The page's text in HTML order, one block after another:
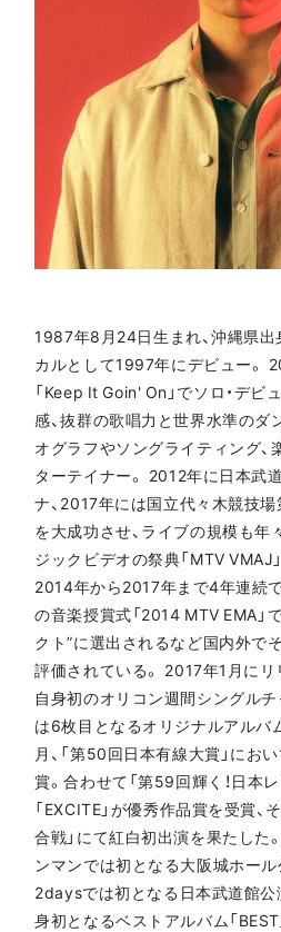
1987年8月24日生まれ、沖縄県
カルとして1997年にデビュー。
「Keep It Goin' On」でソロ・デビ
感、抜群の歌唱力と世界水準のダ
オグラフやソングライティング、
ターテイナー。 2012年に日本武
ナ、2017年には国立代々木競技
を大成功させ、ライブの規模も年
ジックビデオの祭典「MTV VMAJ
2014年から2017年まで4年連続
の音楽授賞式「2014 MTV EMA」
クト”に選出されるなど国内外で
評価されている。 2017年1月にリ
自身初のオリコン週間シングル
は6枚目となるオリジナルアルバ
月、「第50回日本有線大賞」にお
賞。合わせて「第59回輝く！日本
「EXCITE」が優秀作品賞を受賞
合戦」にて紅白初出演を果たした
ンマンでは初となる大阪城ホール
2daysでは初となる日本武道館公
身初となるベストアルバム「